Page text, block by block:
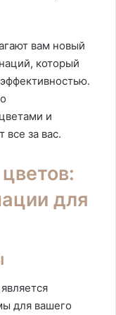
вам новый
который
и
все за вас.
для
для вашего